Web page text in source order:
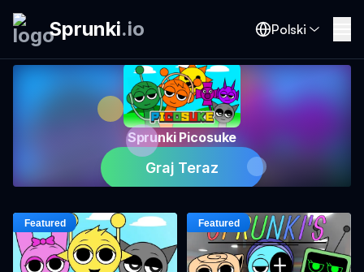
Sprunki.io Polski
Sprunki Picosuke
Graj Teraz